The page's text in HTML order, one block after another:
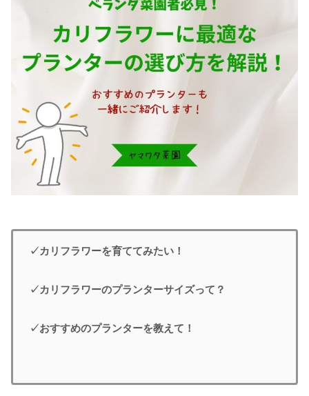
✓カリフラワーを育ててみたい！
✓カリフラワーのプランターサイズって？
✓おすすめのプランターを教えて！